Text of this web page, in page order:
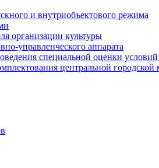
и внутриобъектового режима
организации культуры
управленческого аппарата
специальной оценки условий
центральной